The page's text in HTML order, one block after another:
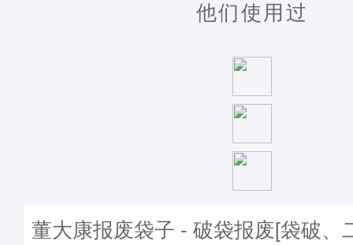
他们使用过
董大康报废袋子 - 破袋报废[袋破、